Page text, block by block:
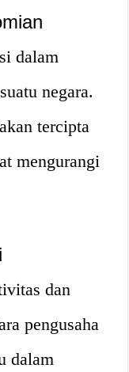
dalam
negara.
tercipta
mengurangi
dan
pengusaha
dalam